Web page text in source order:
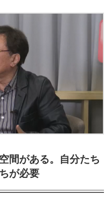
間がある。自分たち
が必要